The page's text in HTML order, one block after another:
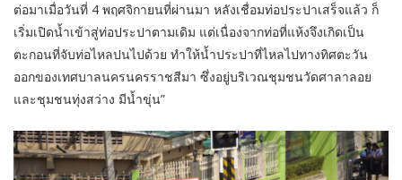
ต่อมาเมื่อวันที่ 4 พฤศจิกายนที่ผ่านมา หลังเชื่อมท่อประปาเสร็จแล้ว ก็
เริ่มเปิดน้ำเข้าสู่ท่อประปาตามเดิม แต่เนื่องจากท่อที่แห้งจึงเกิดเป็น
ตะกอนที่จับท่อไหลปนไปด้วย ทำให้น้ำประปาที่ไหลไปทางทิศตะวัน
ออกของเทศบาลนครนครราชสีมา ซึ่งอยู่บริเวณชุมชนวัดศาลาลอย
และชุมชนทุ่งสว่าง มีน้ำขุ่น”